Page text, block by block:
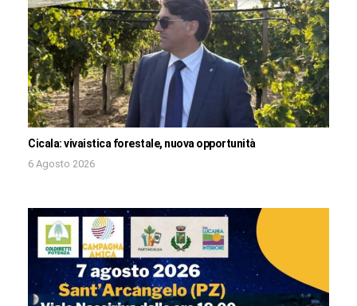
Cicala: vivaistica forestale, nuova opportunità
6 Agosto 2026